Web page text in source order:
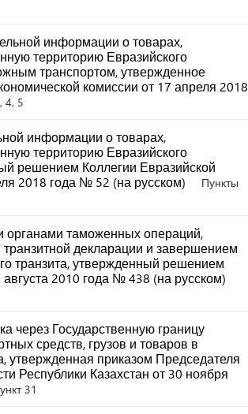
информации о товарах,
территорию Евразийского
транспортом, утвержденное
комиссии от 17 апреля 2018
4, 5
информации о товарах,
территорию Евразийского
решением Коллегии Евразийской
2018 года № 52 (на русском)
Пункты
органами таможенных операций,
транзитной декларации и завершением
транзита, утвержденный решением
2010 года № 438 (на русском)
через Государственную границу
средств, грузов и товаров в
утвержденная приказом Председателя
Республики Казахстан от 30 ноября
31